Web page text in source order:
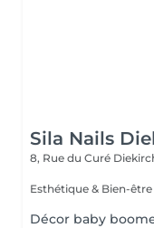
Sila Nails
8, Rue du Curé
Décor baby